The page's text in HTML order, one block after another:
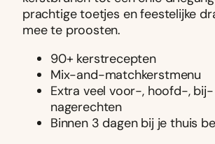
prachtige toetjes en feestelijke
mee te proosten.
90+ kerstrecepten
Mix-and-matchkerstmenu
Extra veel voor-, hoofd-,
nagerechten
Binnen 3 dagen bij je thuis